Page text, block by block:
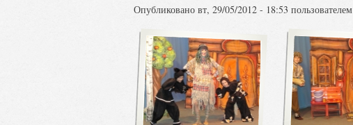
Опубликовано вт, 29/05/2012 - 18:53 пользователем